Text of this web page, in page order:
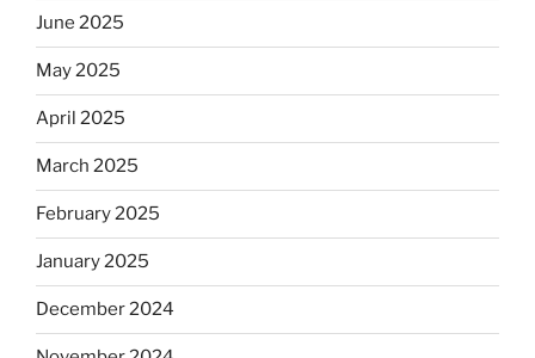
June 2025
May 2025
April 2025
March 2025
February 2025
January 2025
December 2024